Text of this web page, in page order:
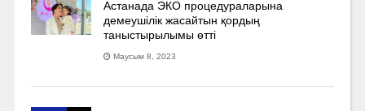
Астанада ЭКО процедураларына
демеушілік жасайтын қордың
таныстырылымы өтті
Маусым 8, 2023